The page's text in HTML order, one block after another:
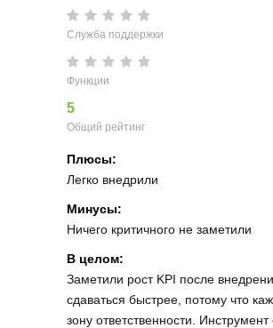
Служба поддержки
Функции
5
Общий рейтинг
Плюсы:
Легко внедрили
Минусы:
Ничего критичного не заметили
В целом:
Заметили рост KPI после
сдаваться быстрее, потому что
зону ответственности.